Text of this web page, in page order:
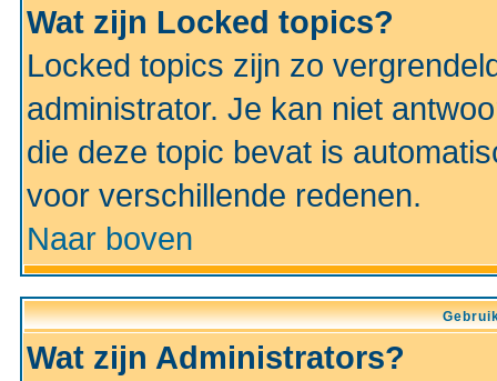
Wat zijn Locked topics?
Locked topics zijn zo
administrator. Je kan niet
die deze topic bevat is
voor verschillende redenen.
Naar boven
Wat zijn Administrators?